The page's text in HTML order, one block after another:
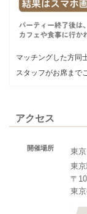
マッチングした方同
スタッフがお席まで
アクセス
開催場所
東
東
〒
東